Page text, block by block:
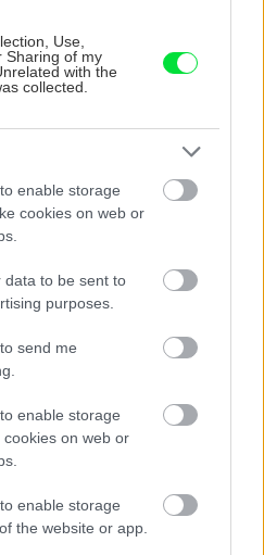
Use,
Sharing of my
with the
collected.
enable storage
cookies on web or
data to be sent to
purposes.
send me
enable storage
on web or
enable storage
the website or app.
hmotu